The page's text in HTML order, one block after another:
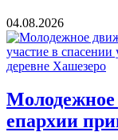
04.08.2026
епархии